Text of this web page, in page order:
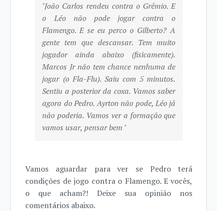
"João Carlos rendeu contra o Grêmio. E
o Léo não pode jogar contra o
Flamengo. E se eu perco o Gilberto? A
gente tem que descansar. Tem muito
jogador ainda abaixo (fisicamente).
Marcos Jr não tem chance nenhuma de
jogar (o Fla-Flu). Saiu com 5 minutos.
Sentiu a posterior da coxa. Vamos saber
agora do Pedro. Ayrton não pode, Léo já
não poderia. Vamos ver a formação que
vamos usar, pensar bem "
Vamos aguardar para ver se Pedro terá
condições de jogo contra o Flamengo. E vocês,
o que acham?! Deixe sua opinião nos
comentários abaixo.